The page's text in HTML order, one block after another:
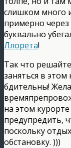
слишком много
примерно через
буквально
Ллорета!
Так что
заняться в
бдительны!
на этом
предупредить,
поскольку
обстановку. )))